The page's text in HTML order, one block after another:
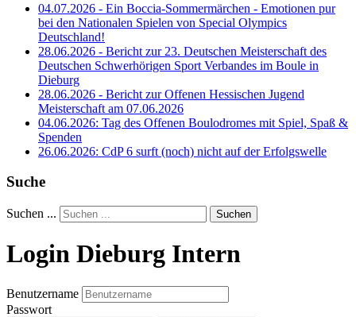
04.07.2026 - Ein Boccia-Sommermärchen - Emotionen pur
bei den Nationalen Spielen von Special Olympics
Deutschland!
28.06.2026 - Bericht zur 23. Deutschen Meisterschaft des
Deutschen Schwerhörigen Sport Verbandes im Boule in
Dieburg
28.06.2026 - Bericht zur Offenen Hessischen Jugend
Meisterschaft am 07.06.2026
04.06.2026: Tag des Offenen Boulodromes mit Spiel, Spaß &
Spenden
26.06.2026: CdP 6 surft (noch) nicht auf der Erfolgswelle
Suche
Suchen ... Suchen
Login Dieburg Intern
Benutzername
Passwort